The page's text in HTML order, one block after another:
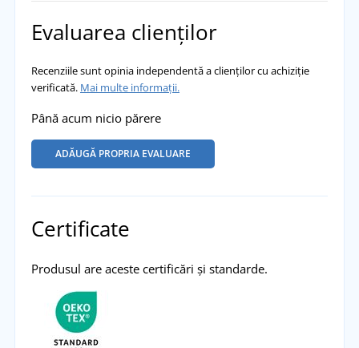
Evaluarea clienților
Recenziile sunt opinia independentă a clienților cu achiziție
verificată. Mai multe informații.
Până acum nicio părere
ADĂUGĂ PROPRIA EVALUARE
Certificate
Produsul are aceste certificări și standarde.